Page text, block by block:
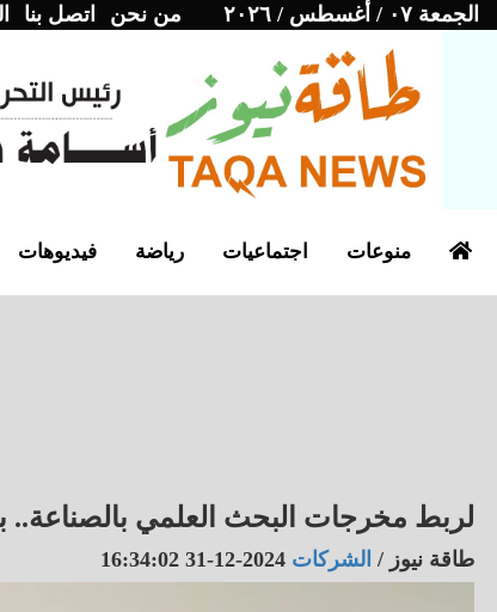
الجمعة ٠٧ / أغسطس / ٢٠٢٦ من نحن اتصل بنا
فيديوهات رياضة اجتماعيات منوعات
لربط مخرجات البحث العلمي بالصناعة..
طاقة نيوز / الشركات2024-12-31 16:34:02